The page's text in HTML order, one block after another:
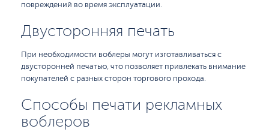
повреждений во время эксплуатации.
Двусторонняя печать
При необходимости воблеры могут изготавливаться с
двусторонней печатью, что позволяет привлекать внимание
покупателей с разных сторон торгового прохода.
Способы печати рекламных
воблеров